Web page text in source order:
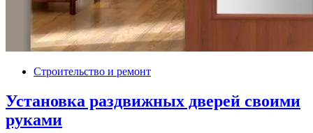
Строительство и ремонт
Установка раздвижных дверей своими
руками